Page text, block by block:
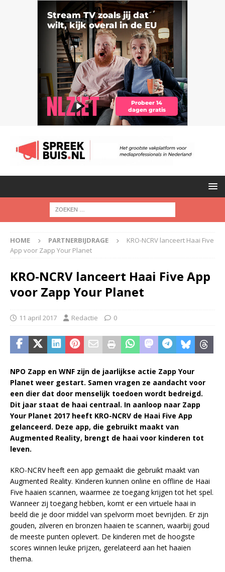
HOME PARTNERBIJDRAGE
KRO-NCRV lanceert Haai Five
App voor Zapp Your Planet
KRO-NCRV lanceert Haai Five App
voor Zapp Your Planet
11 april 2017 Redactie 0
NPO Zapp en WNF zijn de jaarlijkse actie Zapp Your
Planet weer gestart. Samen vragen ze aandacht voor
een dier dat door menselijk toedoen wordt bedreigd.
Dit jaar staat de haai centraal. In aanloop naar Zapp
Your Planet 2017 heeft KRO-NCRV de Haai Five App
gelanceerd. Deze app, die gebruikt maakt van
Augmented Reality, brengt de haai voor kinderen tot
leven.
KRO-NCRV heeft een app gemaakt die gebruikt maakt van
Augmented Reality. Kinderen kunnen online en offline de Haai
Five haaien scannen, waarmee ze toegang krijgen tot het spel.
Wanneer zij toegang hebben, komt er een virtuele haai in
beeld die je door middel van spelvorm moet bevrijden. Er zijn
gouden, zilveren en bronzen haaien te scannen, waarbij goud
de meeste punten oplevert. De kinderen met de hoogste
scores winnen leuke prijzen, gerelateerd aan het haaien
thema.